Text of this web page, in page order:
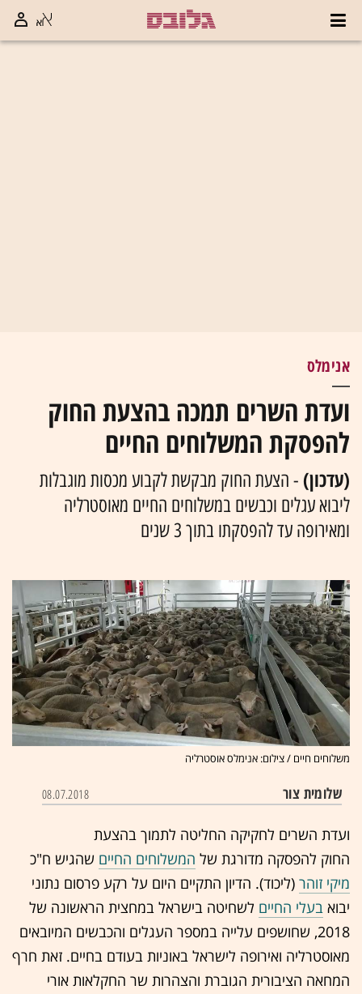
אנימלס
ועדת השרים תמכה בהצעת החוק
להפסקת המשלוחים החיים
(עדכון) - הצעת החוק מבקשת לקבוע מכסות מוגבלות
ליבוא עגלים וכבשים במשלוחים החיים מאוסטרליה
ומאירופה עד להפסקתו בתוך 3 שנים
משלוחים חיים / צילום: אנימלס אוסטרליה
שלומית צור 08.07.2018
ועדת השרים לחקיקה החליטה לתמוך בהצעת
החוק להפסקה מדורגת של המשלוחים החיים שהגיש ח"כ
מיקי זוהר (ליכוד). הדיון התקיים היום על רקע פרסום נתוני
יבוא בעלי החיים לשחיטה בישראל במחצית הראשונה של
2018, שחושפים עלייה במספר העגלים והכבשים המיובאים
מאוסטרליה ואירופה לישראל באוניות בעודם בחיים. זאת חרף
המחאה הציבורית הגוברת והצהרות שר החקלאות אורי